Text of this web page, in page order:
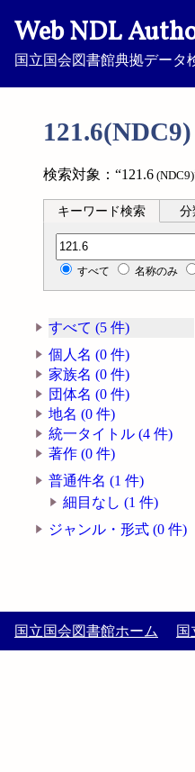
Web NDL
国立国会図書館典拠データ
検索対象：“121.6 (NDC9)
キーワード検索 分
分類記号検索
すべて 名称のみ
すべて (5 件)
個人名 (0 件)
家族名 (0 件)
団体名 (0 件)
地名 (0 件)
統一タイトル (4 件)
著作 (0 件)
普通件名 (1 件)
細目なし (1 件)
ジャンル・形式 (0 件)
国立国会図書館ホーム 国